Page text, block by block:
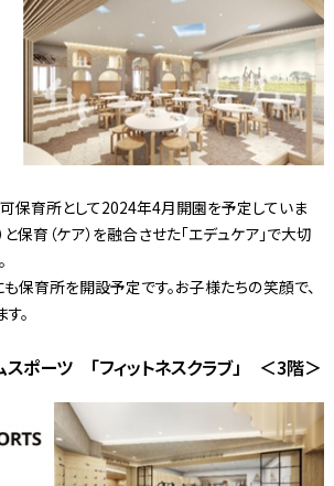
保育所として2024年4月開園を予定していま
と保育（ケア）を融合させた「エデュケア」で大切
も保育所を開設予定です。お子様たちの笑顔で、
。
スポーツ 「フィットネスクラブ」 ＜3階＞